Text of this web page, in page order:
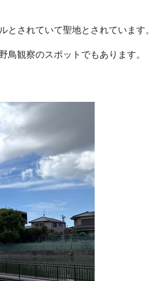
されていて聖地とされています。
観察のスポットでもあります。